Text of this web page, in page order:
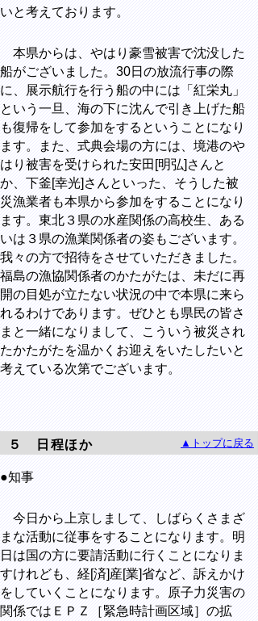
いと考えております。
本県からは、やはり豪雪被害で沈没した
船がございました。30日の放流行事の際
に、展示航行を行う船の中には「紅栄丸」
という一旦、海の下に沈んで引き上げた船
も復帰をして参加をするということになり
ます。また、式典会場の方には、境港のや
はり被害を受けられた安田[明弘]さんと
か、下釜[幸光]さんといった、そうした被
災漁業者も本県から参加をすることになり
ます。東北３県の水産関係の高校生、ある
いは３県の漁業関係者の姿もございます。
我々の方で招待をさせていただきました。
福島の漁協関係者のかたがたは、未だに再
開の目処が立たない状況の中で本県に来ら
れるわけであります。ぜひとも県民の皆さ
まと一緒になりまして、こういう被災され
たかたがたを温かくお迎えをいたしたいと
考えている次第でございます。
５ 日程ほか ▲トップに戻る
●知事
今日から上京しまして、しばらくさまざ
まな活動に従事をすることになります。明
日は国の方に要請活動に行くことになりま
すけれども、経[済]産[業]省など、訴えかけ
をしていくことになります。原子力災害の
関係ではＥＰＺ［緊急時計画区域］の拡